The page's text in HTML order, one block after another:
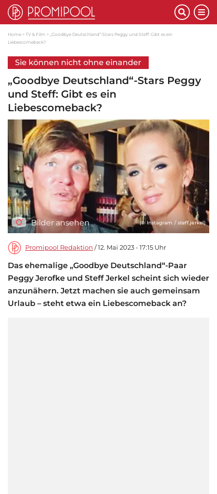
Home TV & Film
„Goodbye Deutschland“-Stars Peggy und Steff: Gibt es ein
Liebescomeback?
Sie können nicht ohne einander
„Goodbye Deutschland“-Stars Peggy
und Steff: Gibt es ein
Liebescomeback?
Bilder ansehen (© Instagram / steff.jerkel)
Promipool Redaktion / 12. Mai 2023 - 17:15 Uhr
Das ehemalige „Goodbye Deutschland“-Paar
Peggy Jerofke und Steff Jerkel scheint sich wieder
anzunähern. Jetzt machen sie auch gemeinsam
Urlaub – steht etwa ein Liebescomeback an?